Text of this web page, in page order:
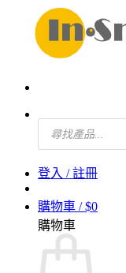
Products
search
登入 / 註冊
購物車 /$0
購物車